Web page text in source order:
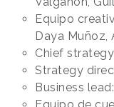
Equipo
Daya Muñoz,
Chief
Strategy
Business
Equipo de